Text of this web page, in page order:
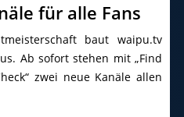
für alle Fans
baut waipu.tv
Ab sofort stehen mit „Find
zwei neue Kanäle allen